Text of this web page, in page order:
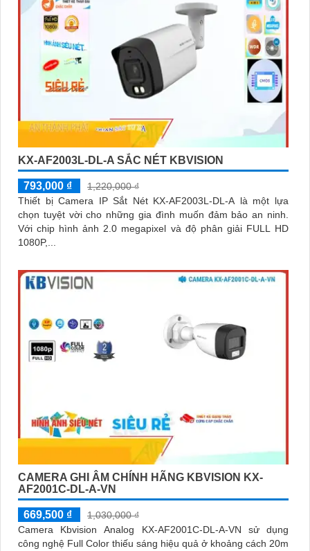
KX-AF2003L-DL-A SẮC NÉT KBVISION
793,000 ₫
1,220,000 ₫
Thiết bị Camera IP Sắt Nét KX-AF2003L-DL-A là một lựa
chọn tuyệt vời cho những gia đình muốn đảm bảo an ninh.
Với chip hình ảnh 2.0 megapixel và độ phân giải FULL HD
1080P,...
CAMERA GHI ÂM CHÍNH HÃNG KBVISION KX-
AF2001C-DL-A-VN
669,500 ₫
1,030,000 ₫
Camera Kbvision Analog KX-AF2001C-DL-A-VN sử dụng
công nghệ Full Color thiếu sáng hiệu quả ở khoảng cách 20m